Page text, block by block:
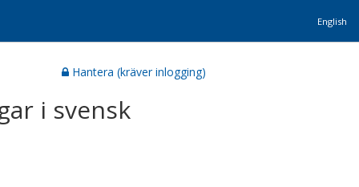
English
Hantera (kräver inlogging)
i svensk